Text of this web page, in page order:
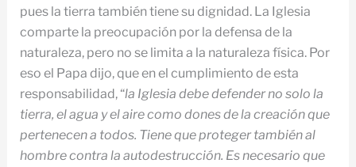
pues la tierra también tiene su dignidad. La Iglesia
comparte la preocupación por la defensa de la
naturaleza, pero no se limita a la naturaleza física. Por
eso el Papa dijo, que en el cumplimiento de esta
responsabilidad, “la Iglesia debe defender no solo la
tierra, el agua y el aire como dones de la creación que
pertenecen a todos. Tiene que proteger también al
hombre contra la autodestrucción. Es necesario que